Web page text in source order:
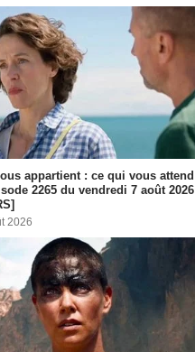
appartient : ce qui vous attend
2265 du vendredi 7 août 2026
2026